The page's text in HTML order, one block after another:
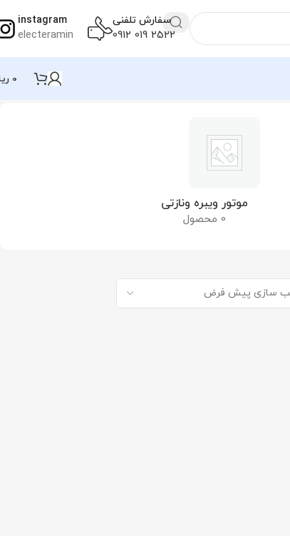
سفارش تلفنی
2522 019 0912
instagram
electeramin
0
موتور ویبره ونازتی
0 محصول